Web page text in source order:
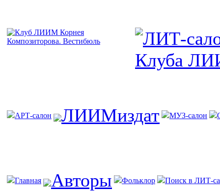
АРТ-салон ЛИИМиздат МУЗ-салон
Главная Авторы Фольклор Поиск в ЛИТ-